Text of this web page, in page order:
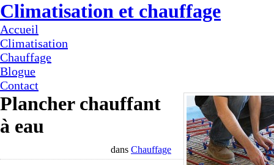
Climatisation et chauffage
Accueil
Climatisation
Chauffage
Blogue
Contact
Plancher chauffant
à eau
dans Chauffage